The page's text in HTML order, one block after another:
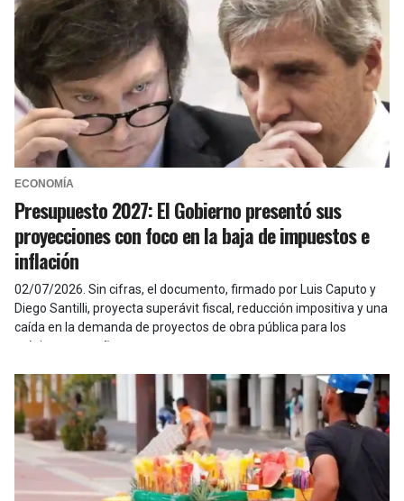
ECONOMÍA
Presupuesto 2027: El Gobierno presentó sus
proyecciones con foco en la baja de impuestos e
inflación
02/07/2026 Sin cifras, el documento, firmado por Luis Caputo y
Diego Santilli, proyecta superávit fiscal, reducción impositiva y una
caída en la demanda de proyectos de obra pública para los
próximos tres años.